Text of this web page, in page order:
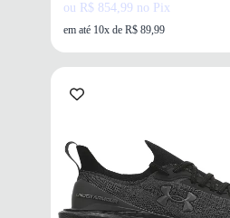
ou R$ 854,99 no Pix
em até 10x de R$ 89,99